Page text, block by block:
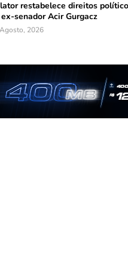
restabelece direitos
senador Acir Gurgacz
2026